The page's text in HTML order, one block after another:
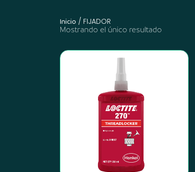
Inicio / FIJADOR
Mostrando el único resultado